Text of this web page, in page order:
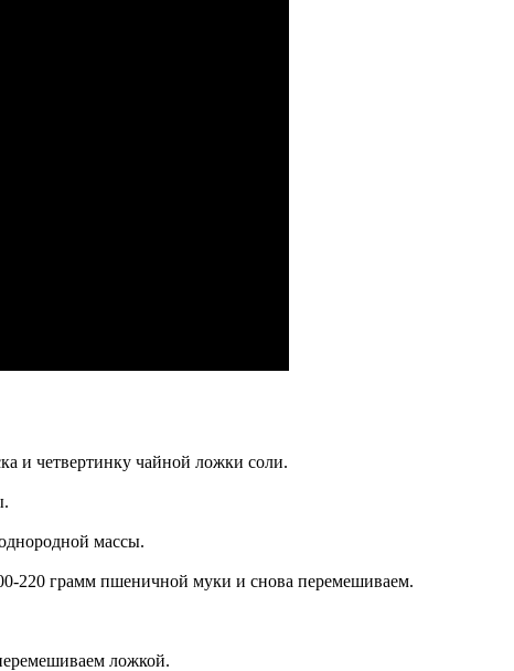
и четвертинку чайной ложки соли.
массы.
220 грамм пшеничной муки и снова перемешиваем.
ложкой.